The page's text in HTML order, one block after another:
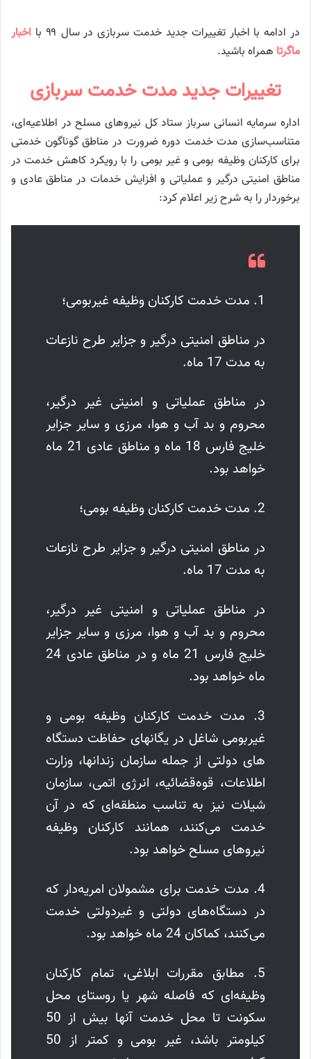
در ادامه با اخبار تغییرات جدید خدمت سربازی در سال ۹۹ با
اخبار
ماگرتا همراه باشید.
تغییرات جدید مدت خدمت سربازی
اداره سرمایه انسانی سرباز ستاد کل نیروهای مسلح در اطلاعیه‌ای،
متناسب‌سازی مدت خدمت دوره ضرورت در مناطق گوناگون خدمتی
برای کارکنان وظیفه بومی و غیر بومی را با رویکرد کاهش خدمت در
مناطق امنیتی درگیر و عملیاتی و افزایش خدمات در مناطق عادی و
برخوردار را به شرح زیر اعلام کرد:
1. مدت خدمت کارکنان وظیفه غیربومی؛
در مناطق امنیتی درگیر و جزایر طرح نازعات
به مدت 17 ماه.
در مناطق عملیاتی و امنیتی غیر درگیر،
محروم و بد آب و هوا، مرزی و سایر جزایر
خلیج ‌فارس 18 ماه و مناطق عادی 21 ماه
خواهد بود.
2. مدت خدمت کارکنان وظیفه بومی؛
در مناطق امنیتی درگیر و جزایر طرح نازعات
به مدت 17 ماه.
در مناطق عملیاتی و امنیتی غیر درگیر،
محروم و بد آب و هوا، مرزی و سایر جزایر
خلیج ‌فارس 21 ماه و در مناطق عادی 24
ماه خواهد بود.
3. مدت خدمت کارکنان وظیفه بومی و
غیربومی شاغل در یگانهای حفاظت دستگاه‌
های دولتی از جمله سازمان زندانها، وزارت
اطلاعات، قوه‌قضائیه، انرژی اتمی، سازمان
شیلات نیز به تناسب منطقه‌ای که در آن
خدمت می‌کنند، همانند کارکنان وظیفه
نیروهای مسلح خواهد بود.
4. مدت خدمت برای مشمولان امریه‌دار که
در دستگاه‌های دولتی و غیردولتی خدمت
می‌کنند، کماکان 24 ماه خواهد بود.
5. مطابق مقررات ابلاغی، تمام کارکنان
وظیفه‌ای که فاصله شهر یا روستای محل
سکونت تا محل خدمت آنها بیش از 50
کیلومتر باشد، غیر بومی و کمتر از 50